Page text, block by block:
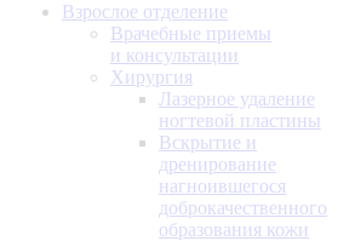
Взрослое отделение
Врачебные приемы
и консультации
Хирургия
Лазерное удаление
ногтевой пластины
Вскрытие и
дренирование
нагноившегося
доброкачественного
образования кожи